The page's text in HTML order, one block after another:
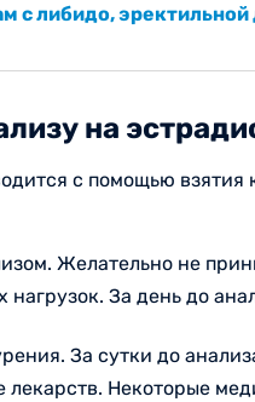
с либидо,
на
с помощью
Желательно не
нагрузок. За день до
За сутки до
Некоторые